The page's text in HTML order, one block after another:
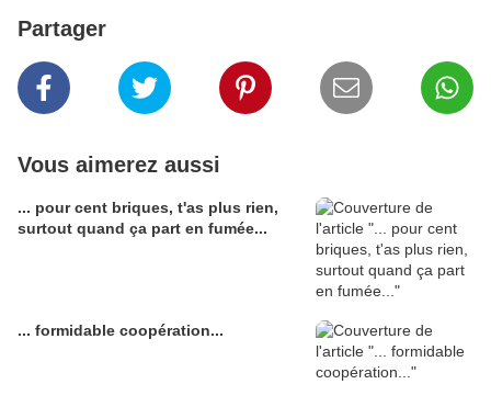
Partager
Vous aimerez aussi
... pour cent briques, t'as plus rien,
surtout quand ça part en fumée...
... formidable coopération...